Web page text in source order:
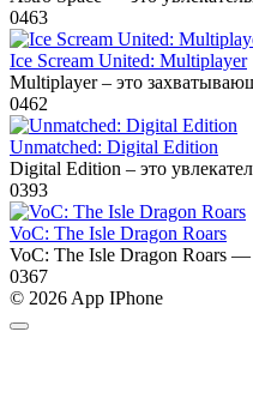
0463
Ice Scream United: Multiplayer
Multiplayer – это
0462
Unmatched: Digital Edition
Digital Edition – это
0393
VoC: The Isle Dragon Roars
VoC: The Isle Dragon Roars
0367
© 2026 App IPhone